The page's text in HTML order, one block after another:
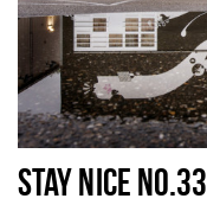
STAY NICE NO.33